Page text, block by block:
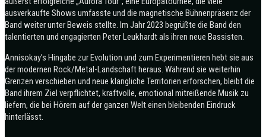
ausverkaufte Shows umfasste und die magnetische Bühnenpräsenz der
Band weiter unter Beweis stellte. Im Jahr 2023 begrüßte die Band den
talentierten und engagierten Peter Leukhardt als ihren neue Bassisten.
Annisokay’s Hingabe zur Evolution und zum Experimentieren hebt sie aus
der modernen Rock/Metal-Landschaft heraus. Während sie weiterhin
Grenzen verschieben und neue klangliche Territorien erforschen, bleibt die
Band ihrem Ziel verpflichtet, kraftvolle, emotional mitreißende Musik zu
liefern, die bei Hörern auf der ganzen Welt einen bleibenden Eindruck
hinterlässt.